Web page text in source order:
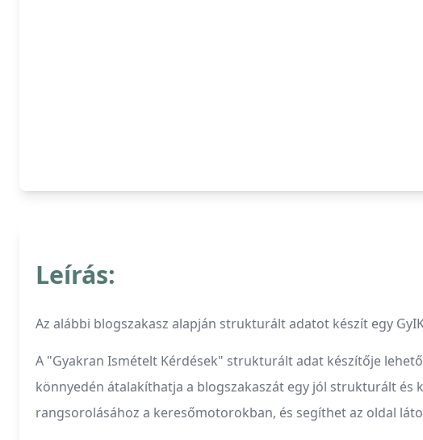
Leírás:
Az alábbi blogszakasz alapján strukturált adatot készít egy
A "Gyakran Ismételt Kérdések" strukturált adat készítője
könnyedén átalakíthatja a blogszakaszát egy jól strukturált
rangsorolásához a keresőmotorokban, és segíthet az oldal